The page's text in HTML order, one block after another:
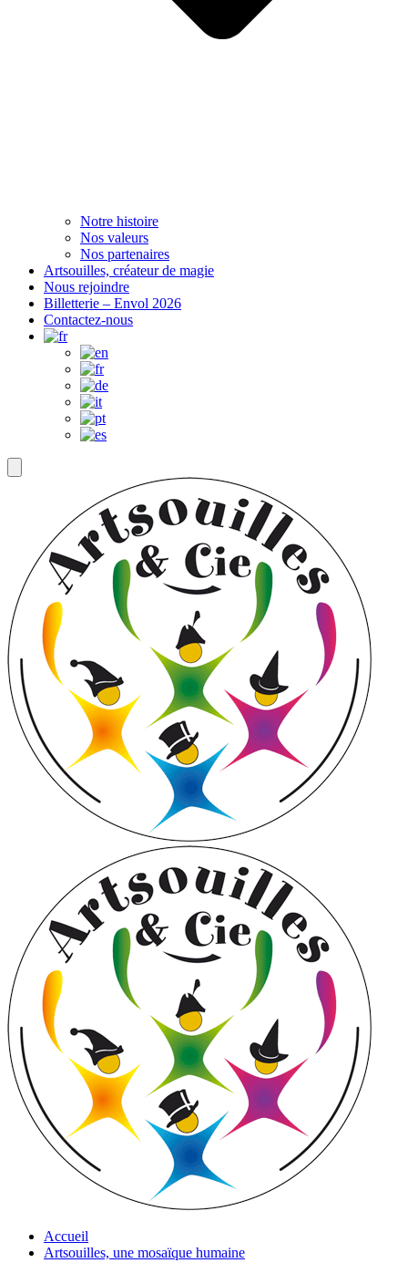
Notre histoire
Nos valeurs
Nos partenaires
Artsouilles, créateur de magie
Nous rejoindre
Billetterie – Envol 2026
Contactez-nous
Accueil
Artsouilles, une mosaïque humaine